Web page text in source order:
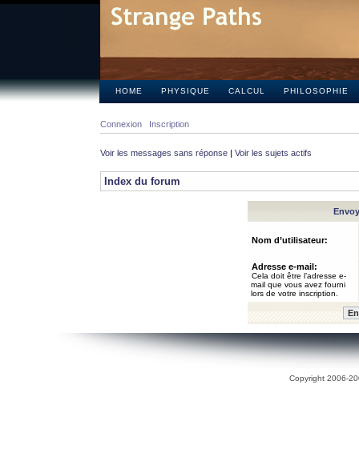
HOME PHYSIQUE CALCUL PHILOSOPHIE
Connexion Inscription
Voir les messages sans réponse | Voir les sujets actifs
Index du forum
Nom d’utilisateur:
Adresse e-mail:
Cela doit être l’adresse e-
mail que vous avez fourni
lors de votre inscription.
Copyright 2006-